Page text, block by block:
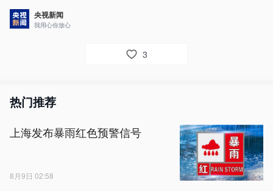
央视新闻
我用心你放心
3
热门推荐
上海发布暴雨红色预警信号
8月9日 02:58